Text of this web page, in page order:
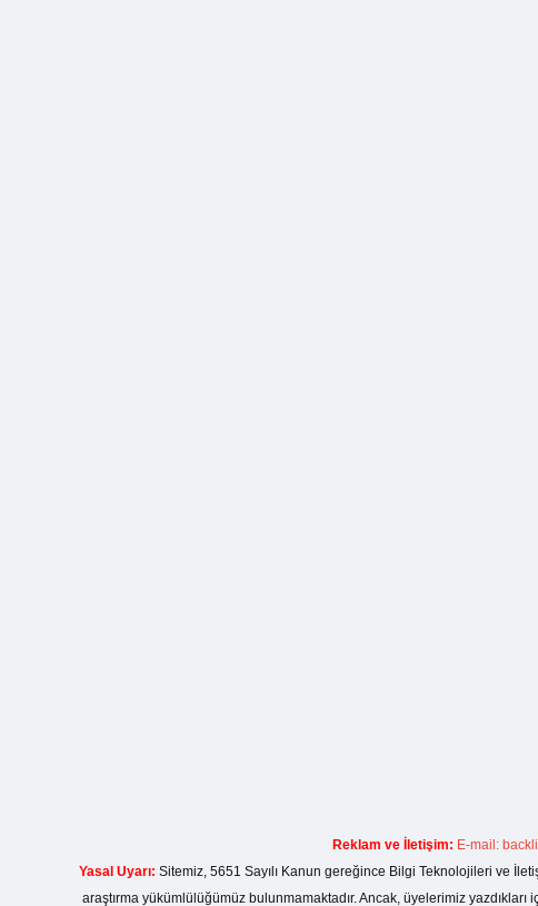
Reklam ve İletişim: E-mail:
Yasal Uyarı: Sitemiz, 5651 Sayılı Kanun gereğince Bilgi Teknolojileri ve
araştırma yükümlülüğümüz bulunmamaktadır. Ancak, üyelerimiz